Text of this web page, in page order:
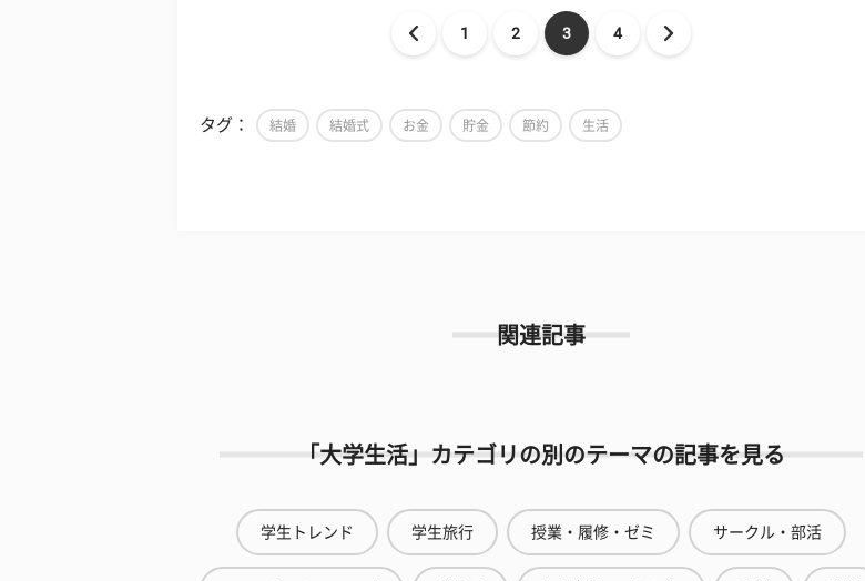
1 2 3 4
タグ： 結婚 結婚式 お金 貯金 節約 生活
関連記事
「大学生活」カテゴリの別のテーマの記事を見る
学生トレンド 学生旅行 授業・履修・ゼミ サークル・部活